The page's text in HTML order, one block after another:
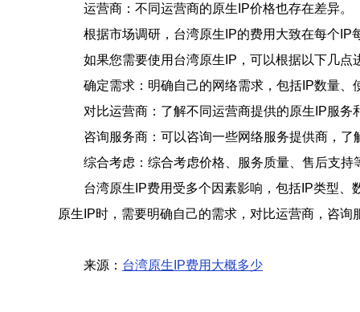
运营商：不同运营商的原生IP价格也存在差异。
根据市场调研，台湾原生IP的费用大致在每个
如果您需要使用台湾原生IP，可以根据以下几点
确定需求：明确自己的网络需求，包括IP数量、
对比运营商：了解不同运营商提供的原生IP服务
咨询服务商：可以咨询一些网络服务提供商，
综合考虑：综合考虑价格、服务质量、售后支持
台湾原生IP费用受多个因素影响，包括IP类型
原生IP时，需要明确自己的需求，对比运营商，咨
来源： 台湾原生IP费用大概多少